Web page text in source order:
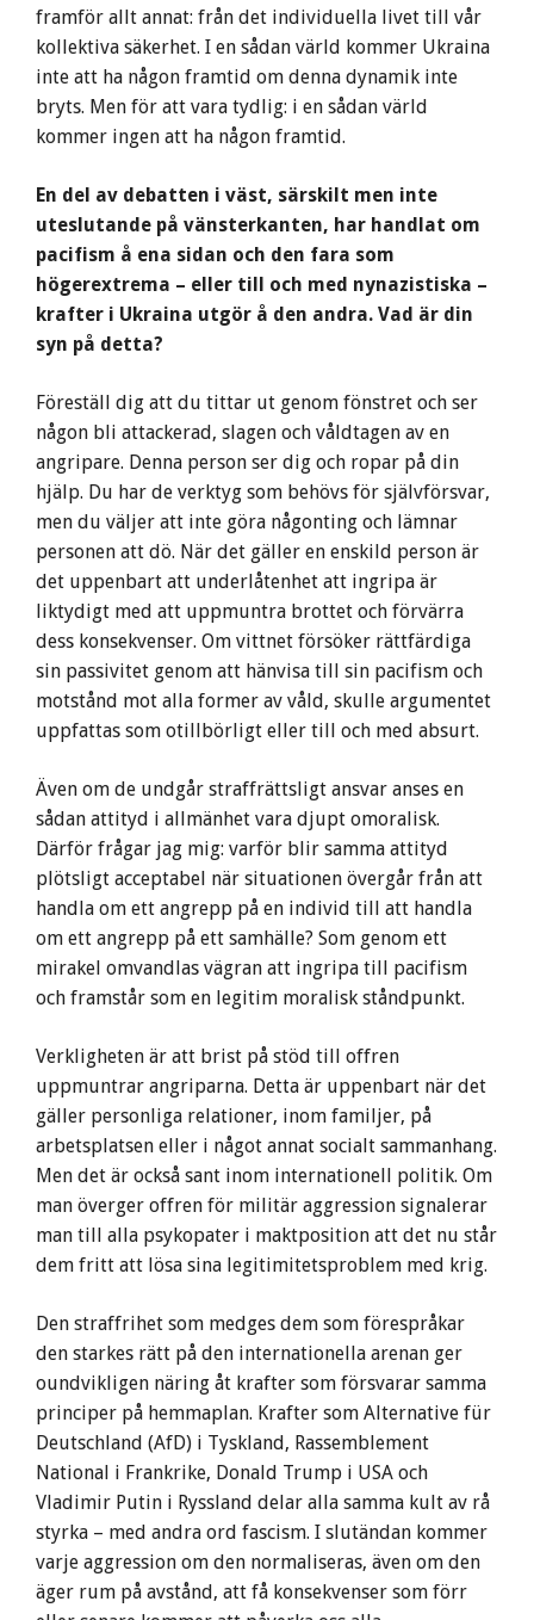
framför allt annat: från det individuella livet till vår
kollektiva säkerhet. I en sådan värld kommer Ukraina
inte att ha någon framtid om denna dynamik inte
bryts. Men för att vara tydlig: i en sådan värld
kommer ingen att ha någon framtid.
En del av debatten i väst, särskilt men inte
uteslutande på vänsterkanten, har handlat om
pacifism å ena sidan och den fara som
högerextrema – eller till och med nynazistiska –
krafter i Ukraina utgör å den andra. Vad är din
syn på detta?
Föreställ dig att du tittar ut genom fönstret och ser
någon bli attackerad, slagen och våldtagen av en
angripare. Denna person ser dig och ropar på din
hjälp. Du har de verktyg som behövs för självförsvar,
men du väljer att inte göra någonting och lämnar
personen att dö. När det gäller en enskild person är
det uppenbart att underlåtenhet att ingripa är
liktydigt med att uppmuntra brottet och förvärra
dess konsekvenser. Om vittnet försöker rättfärdiga
sin passivitet genom att hänvisa till sin pacifism och
motstånd mot alla former av våld, skulle argumentet
uppfattas som otillbörligt eller till och med absurt.
Även om de undgår straffrättsligt ansvar anses en
sådan attityd i allmänhet vara djupt omoralisk.
Därför frågar jag mig: varför blir samma attityd
plötsligt acceptabel när situationen övergår från att
handla om ett angrepp på en individ till att handla
om ett angrepp på ett samhälle? Som genom ett
mirakel omvandlas vägran att ingripa till pacifism
och framstår som en legitim moralisk ståndpunkt.
Verkligheten är att brist på stöd till offren
uppmuntrar angriparna. Detta är uppenbart när det
gäller personliga relationer, inom familjer, på
arbetsplatsen eller i något annat socialt sammanhang.
Men det är också sant inom internationell politik. Om
man överger offren för militär aggression signalerar
man till alla psykopater i maktposition att det nu står
dem fritt att lösa sina legitimitetsproblem med krig.
Den straffrihet som medges dem som förespråkar
den starkes rätt på den internationella arenan ger
oundvikligen näring åt krafter som försvarar samma
principer på hemmaplan. Krafter som Alternative für
Deutschland (AfD) i Tyskland, Rassemblement
National i Frankrike, Donald Trump i USA och
Vladimir Putin i Ryssland delar alla samma kult av rå
styrka – med andra ord fascism. I slutändan kommer
varje aggression om den normaliseras, även om den
äger rum på avstånd, att få konsekvenser som förr